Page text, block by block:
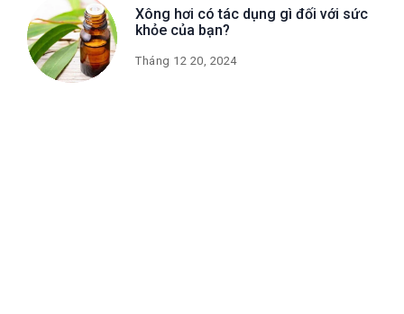
Xông hơi có tác dụng gì đối với sức
khỏe của bạn?
Tháng 12 20, 2024